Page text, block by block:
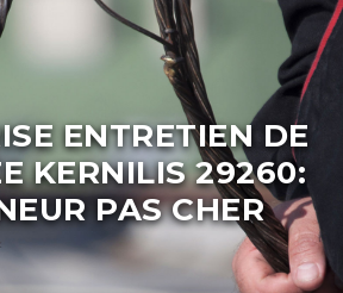
ENTRETIEN DE
KERNILIS 29260:
PAS CHER